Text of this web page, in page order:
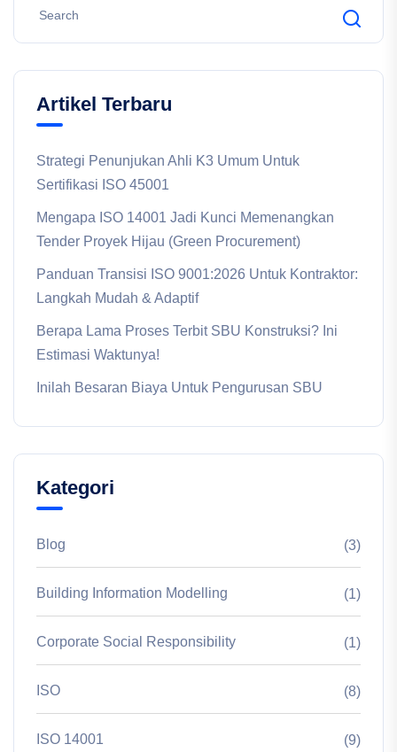
Artikel Terbaru
Strategi Penunjukan Ahli K3 Umum Untuk
Sertifikasi ISO 45001
Mengapa ISO 14001 Jadi Kunci Memenangkan
Tender Proyek Hijau (Green Procurement)
Panduan Transisi ISO 9001:2026 Untuk Kontraktor:
Langkah Mudah & Adaptif
Berapa Lama Proses Terbit SBU Konstruksi? Ini
Estimasi Waktunya!
Inilah Besaran Biaya Untuk Pengurusan SBU
Kategori
Blog (3)
Building Information Modelling (1)
Corporate Social Responsibility (1)
ISO (8)
ISO 14001 (9)